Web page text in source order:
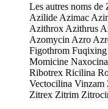
Les autres noms
Azilide Azimac
Azithrox Azithrus
Azomycin Azro
Figothrom
Momicine
Ribotrex Ricilina
Vectocilina
Zitrex Zitrim